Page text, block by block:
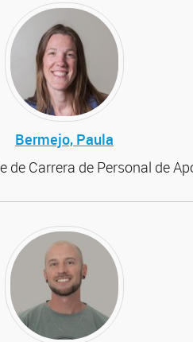
Bermejo, Paula
de Carrera de Personal de